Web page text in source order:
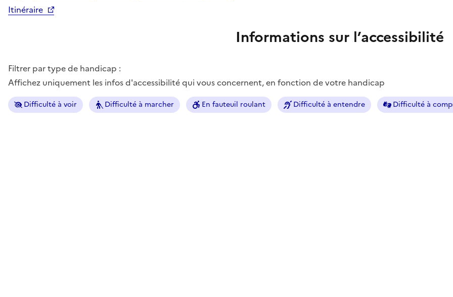
Itinéraire
Informations sur l’accessibilité
Filtrer par type de handicap :
Affichez uniquement les infos d'accessibilité qui vous concernent, en fonction de votre handicap
Difficulté à voir Difficulté à marcher En fauteuil roulant Difficulté à entendre Difficulté à